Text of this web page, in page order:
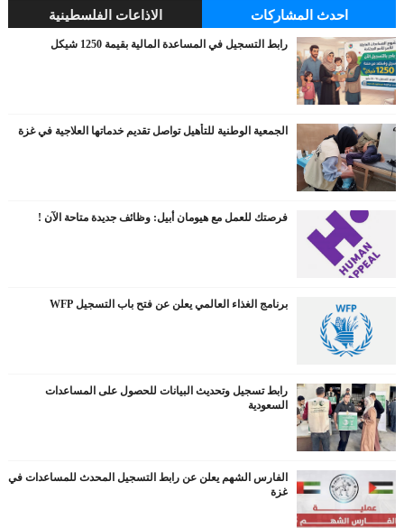
احدث المشاركات الاذاعات الفلسطينية
رابط التسجيل في المساعدة المالية بقيمة 1250 شيكل
الجمعية الوطنية للتأهيل تواصل تقديم خدماتها العلاجية في غزة
فرصتك للعمل مع هيومان أبيل: وظائف جديدة متاحة الآن !
برنامج الغذاء العالمي يعلن عن فتح باب التسجيل WFP
رابط تسجيل وتحديث البيانات للحصول على المساعدات
السعودية
الفارس الشهم يعلن عن رابط التسجيل المحدث للمساعدات في
غزة